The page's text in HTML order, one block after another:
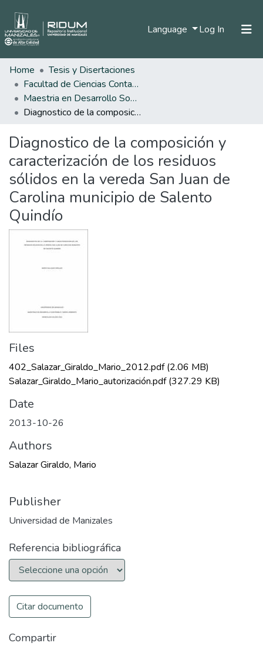
Language Log In (current)
Statistics
Home
Tesis y Disertaciones
Facultad de Ciencias Contables Económicas y Administrativas
Maestria en Desarrollo Sostenible y Medio Ambiente
Diagnostico de la composición y caracterización de los residuos sólidos en la vereda San Juan de Carolina municipio de Salento Quindío
Diagnostico de la composición y
caracterización de los residuos
sólidos en la vereda San Juan de
Carolina municipio de Salento
Quindío
Files
402_Salazar_Giraldo_Mario_2012.pdf(2.06 MB)
Salazar_Giraldo_Mario_autorización.pdf(327.29 KB)
Date
2013-10-26
Authors
Salazar Giraldo, Mario
Publisher
Universidad de Manizales
Referencia bibliográfica
Citar documento
Compartir